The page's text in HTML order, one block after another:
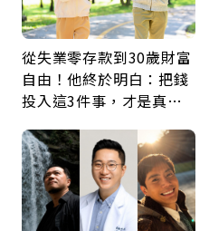
從失業零存款到30歲財富
自由！他終於明白：把錢
投入這3件事，才是真正